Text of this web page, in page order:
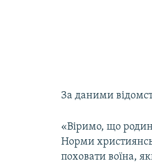
За даними
«Віримо, що
Норми
поховати воїна,